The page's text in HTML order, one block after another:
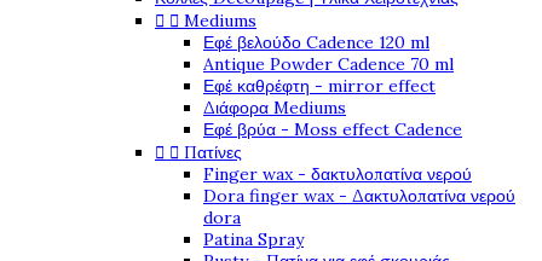
  Mediums
Εφέ βελούδο Cadence 120 ml
Antique Powder Cadence 70 ml
Εφέ καθρέφτη - mirror effect
Διάφορα Mediums
Εφέ βρύα - Moss effect Cadence
  Πατίνες
Finger wax - δακτυλοπατίνα νερού
Dora finger wax - Δακτυλοπατίνα νερού
dora
Patina Spray